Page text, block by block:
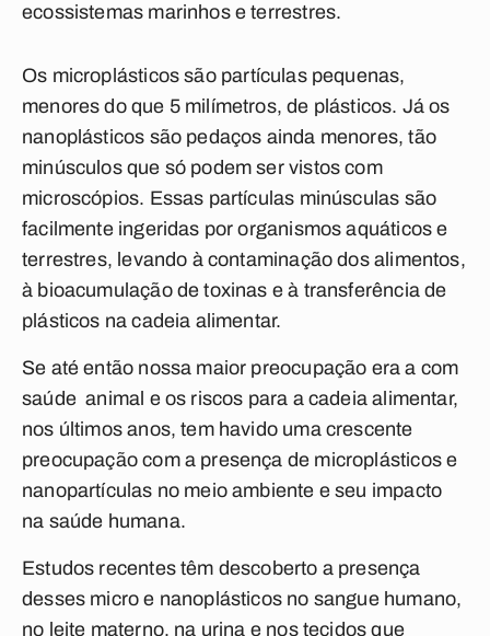
ecossistemas marinhos e terrestres.
Os microplásticos são partículas pequenas,
menores do que 5 milímetros, de plásticos. Já os
nanoplásticos são pedaços ainda menores, tão
minúsculos que só podem ser vistos com
microscópios. Essas partículas minúsculas são
facilmente ingeridas por organismos aquáticos e
terrestres, levando à contaminação dos alimentos,
à bioacumulação de toxinas e à transferência de
plásticos na cadeia alimentar.
Se até então nossa maior preocupação era a com
saúde animal e os riscos para a cadeia alimentar,
nos últimos anos, tem havido uma crescente
preocupação com a presença de microplásticos e
nanopartículas no meio ambiente e seu impacto
na saúde humana.
Estudos recentes têm descoberto a presença
desses micro e nanoplásticos no sangue humano,
no leite materno, na urina e nos tecidos que